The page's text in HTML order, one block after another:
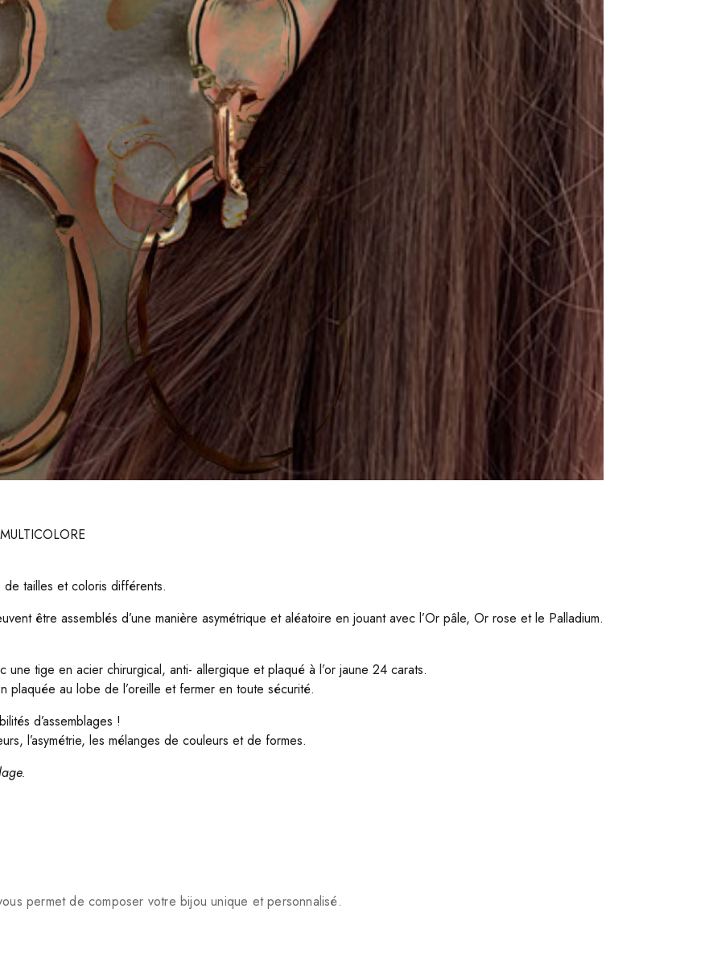
tailles et coloris différents.
être assemblés d’une manière asymétrique et aléatoire en jouant avec l’Or pâle, Or rose et le Palladium.
une tige en acier chirurgical, anti- allergique et plaqué à l’or jaune 24 carats.
plaquée au lobe de l’oreille et fermer en toute sécurité.
d’assemblages !
l’asymétrie, les mélanges de couleurs et de formes.
permet de composer votre bijou unique et personnalisé.